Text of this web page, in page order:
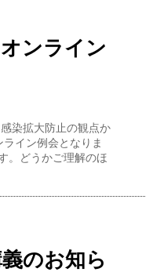
ンライン
染拡大防止の観点か
イン例会となりま
。どうかご理解のほ
のお知ら